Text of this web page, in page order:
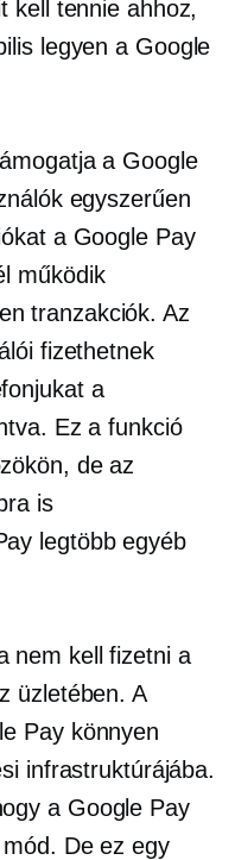
kell tennie ahhoz,
legyen a Google
a Google
egyszerűen
a Google Pay
működik
tranzakciók. Az
fizethetnek
a
Ez a funkció
de az
is
legtöbb egyéb
nem kell fizetni a
üzletében. A
Pay könnyen
infrastruktúrájába.
a Google Pay
De ez egy